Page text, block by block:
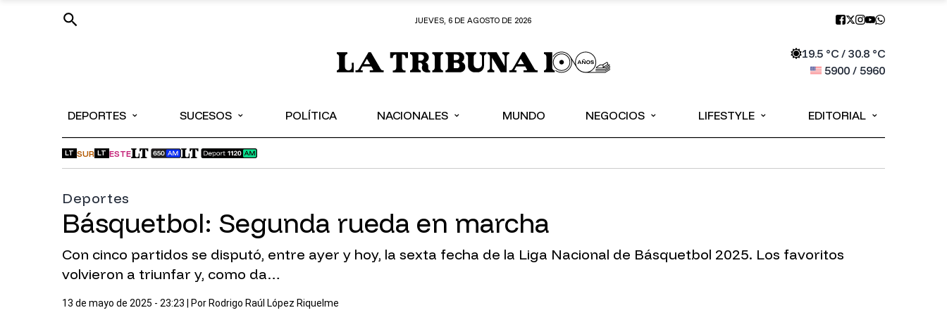
JUEVES, 6 DE AGOSTO DE 2026
19.5°C / 30.8°C
5900/ 5960
DEPORTES ⌄ SUCESOS ⌄ POLÍTICA NACIONALES ⌄ MUNDO NEGOCIOS ⌄ LIFESTYLE ⌄ EDITORIAL ⌄
LT SUR LT ESTE
Deportes
Básquetbol: Segunda rueda en marcha
Con cinco partidos se disputó, entre ayer y hoy, la sexta fecha de la Liga Nacional de Básquetbol 2025. Los favoritos
volvieron a triunfar y, como da…
13 de mayo de 2025 - 23:23 | Por Rodrigo Raúl López Riquelme